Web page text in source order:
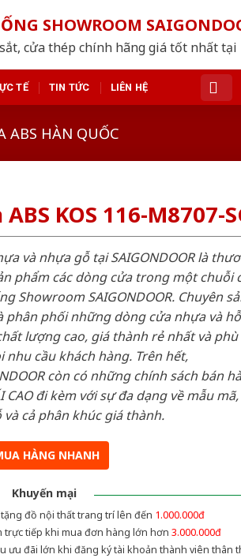
SHOWROOM
cửa thép chính hãng giá tốt nhất tại
TẾ TIN TỨC LIÊN HỆ
ABS HÀN QUỐC
ABS KOS 116-M8707-
và nhựa gỗ tại SAIGONDOOR là
phẩm các dòng cửa trong một chuỗi
Showroom SAIGONDOOR. Chuyên
phân phối những dòng cửa nhựa và
lượng cao, giá thành rẻ nhất và
nhu cầu khách hàng. Trên hết,
còn có những chính sách bán
CAO đi kèm với sự đa dạng về mẫu
và cả phân khúc giá thành.
HÀNG NHANH
Khuyến mại
đồ nội thất trang trí lên đến 1.000.000đ
trực tiếp khi mua đơn hàng lớn hơn 3.000.000đ
ưu đãi lớn khi đăng ký tài khoản thành viên thân